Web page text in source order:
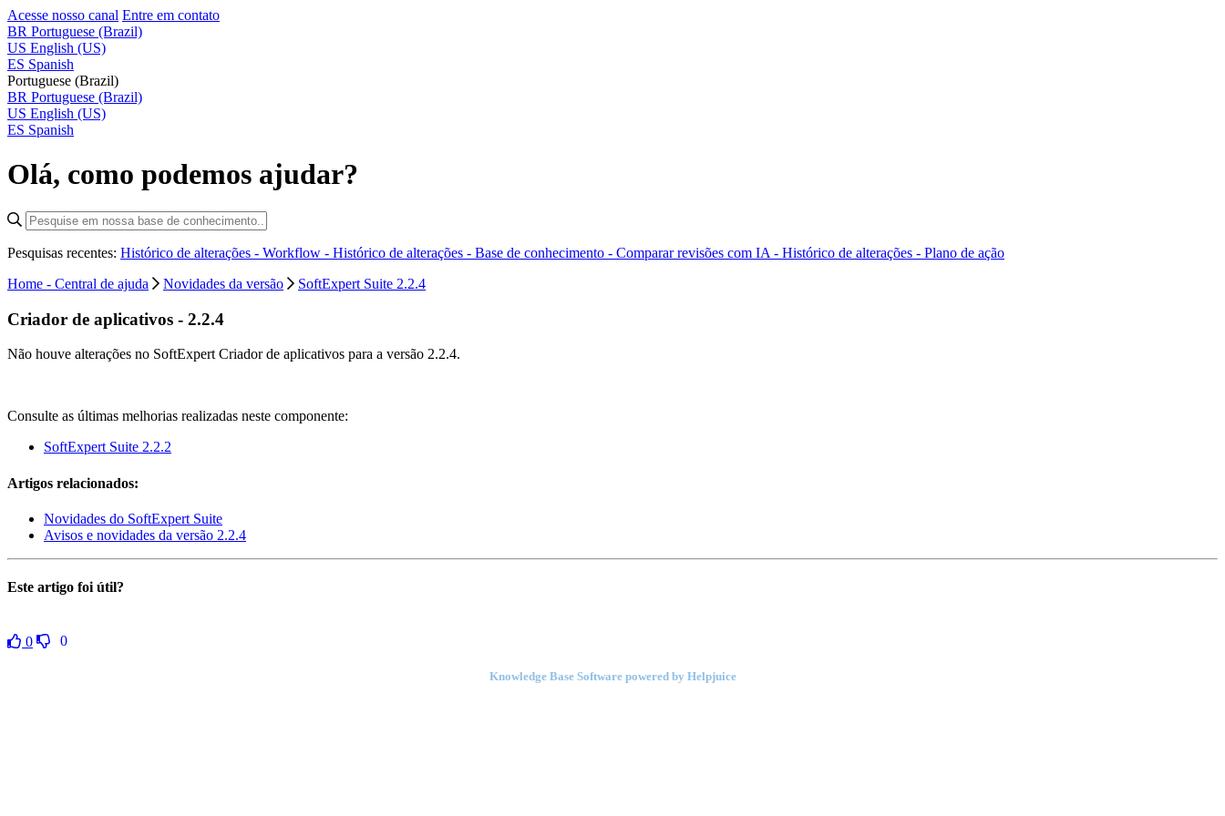
Acesse nosso canal Entre em contato
BR Portuguese (Brazil)
US English (US)
ES Spanish
Portuguese (Brazil)
BR Portuguese (Brazil)
US English (US)
ES Spanish
Olá, como podemos ajudar?
Pesquisas recentes: Histórico de alterações - Workflow - Histórico de alterações - Base de conhecimento - Comparar revisões com IA - Histórico de alterações - Plano de ação
Home - Central de ajuda
Novidades da versão SoftExpert Suite 2.2.4
Criador de aplicativos - 2.2.4
Não houve alterações no SoftExpert Criador de aplicativos para a versão 2.2.4.
Consulte as últimas melhorias realizadas neste componente:
SoftExpert Suite 2.2.2
Artigos relacionados:
Novidades do SoftExpert Suite
Avisos e novidades da versão 2.2.4
Este artigo foi útil?
0 0
Knowledge Base Software powered by Helpjuice